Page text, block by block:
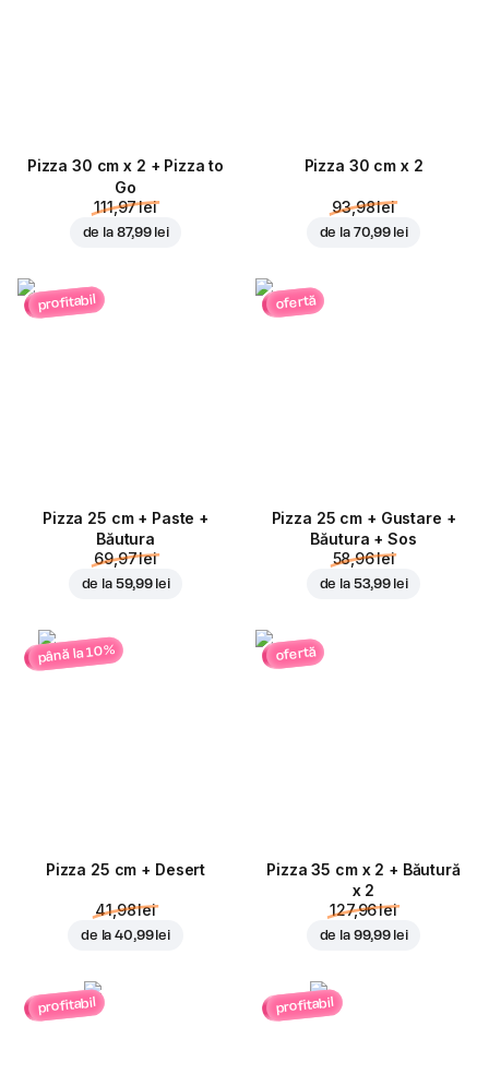
Pizza 30 cm x 2 + Pizza to
Go
111,97 lei
de la 87,99 lei
Pizza 30 cm x 2
93,98 lei
de la 70,99 lei
profitabil
Pizza 25 cm + Paste +
Băutura
69,97 lei
de la 59,99 lei
ofertă
Pizza 25 cm + Gustare +
Băutura + Sos
58,96 lei
de la 53,99 lei
până la 10%
Pizza 25 cm + Desert
41,98 lei
de la40,99 lei
ofertă
Pizza 35 cm x 2 + Băutură
x 2
127,96 lei
de la 99,99 lei
profitabil profitabil